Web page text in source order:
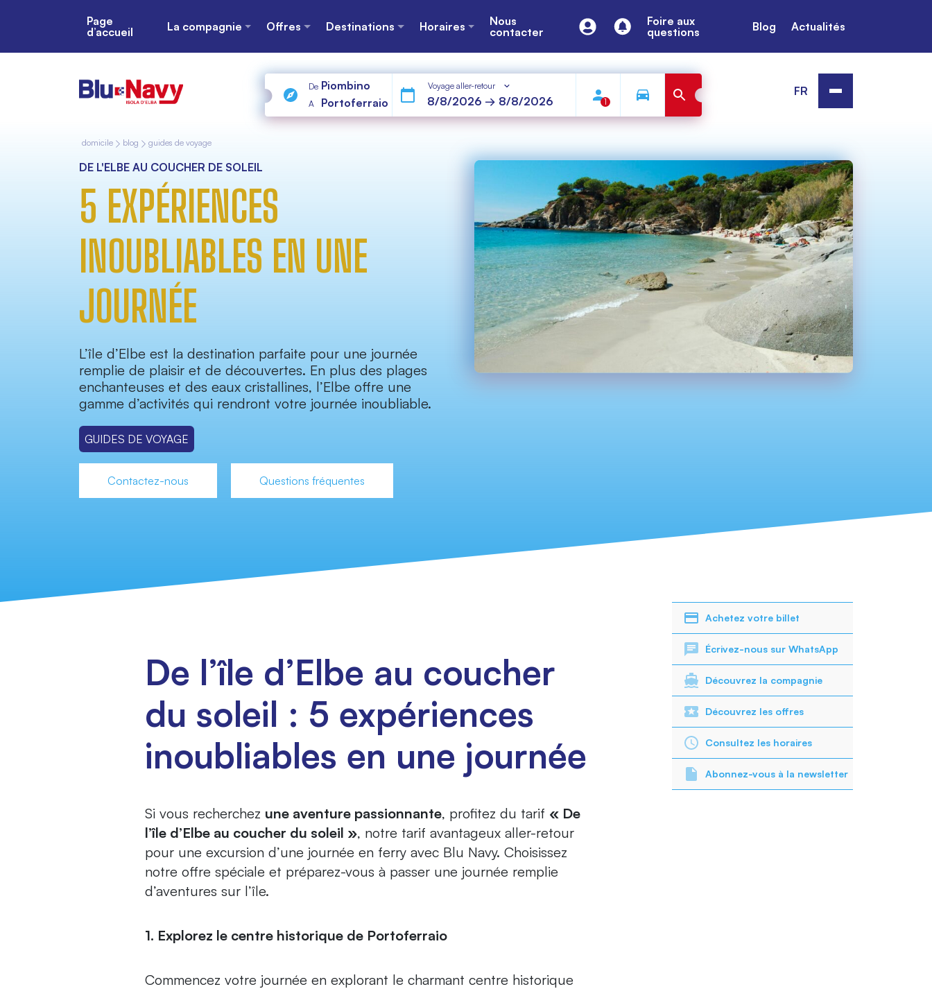
Page
d’accueil
La compagnie Offres Destinations Horaires
Nous
contacter
Foire aux
questions
Blog Actualités
De Piombino
A Portoferraio
Voyage aller-retour
1
FR
domicile blog guides de voyage
DE L'ELBE AU COUCHER DE SOLEIL
5 EXPÉRIENCES
INOUBLIABLES EN UNE
JOURNÉE
L’île d’Elbe est la destination parfaite pour une journée
remplie de plaisir et de découvertes. En plus des plages
enchanteuses et des eaux cristallines, l’Elbe offre une
gamme d’activités qui rendront votre journée inoubliable.
GUIDES DE VOYAGE
Contactez-nous Questions fréquentes
Achetez votre billet
Écrivez-nous sur WhatsApp
Découvrez la compagnie
Découvrez les offres
Consultez les horaires
Abonnez-vous à la newsletter
De l’île d’Elbe au coucher
du soleil : 5 expériences
inoubliables en une journée
Si vous recherchez une aventure passionnante, profitez du tarif « De
l’île d’Elbe au coucher du soleil », notre tarif avantageux aller-retour
pour une excursion d’une journée en ferry avec Blu Navy. Choisissez
notre offre spéciale et préparez-vous à passer une journée remplie
d’aventures sur l’île.
1. Explorez le centre historique de Portoferraio
Commencez votre journée en explorant le charmant centre historique